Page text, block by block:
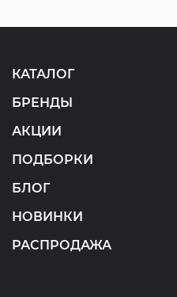
КАТАЛОГ
БРЕНДЫ
АКЦИИ
ПОДБОРКИ
БЛОГ
НОВИНКИ
РАСПРОДАЖА